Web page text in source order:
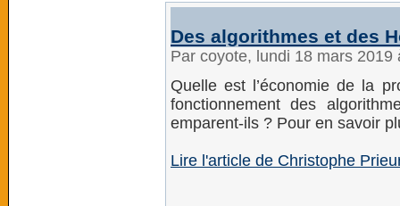
Des algorithmes et des
Par coyote, lundi 18 mars
Quelle est l’économie de la
fonctionnement des
emparent-ils ? Pour en savoir
Lire l'article de Christophe